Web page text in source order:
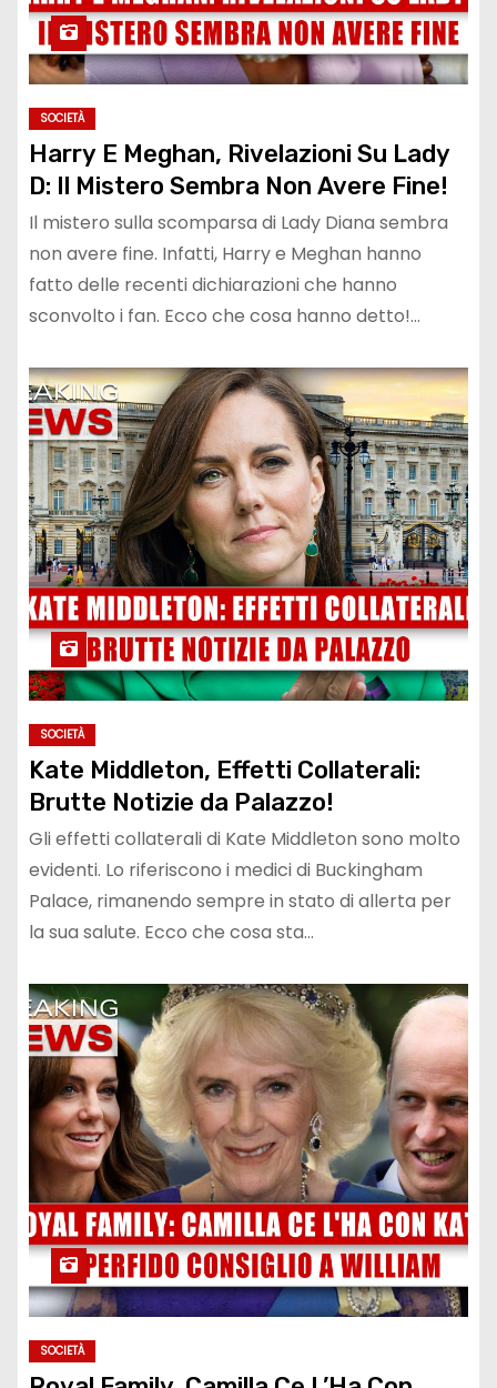
SOCIETÀ
Harry E Meghan, Rivelazioni Su Lady
D: Il Mistero Sembra Non Avere Fine!
Il mistero sulla scomparsa di Lady Diana sembra
non avere fine. Infatti, Harry e Meghan hanno
fatto delle recenti dichiarazioni che hanno
sconvolto i fan. Ecco che cosa hanno detto!…
SOCIETÀ
Kate Middleton, Effetti Collaterali:
Brutte Notizie da Palazzo!
Gli effetti collaterali di Kate Middleton sono molto
evidenti. Lo riferiscono i medici di Buckingham
Palace, rimanendo sempre in stato di allerta per
la sua salute. Ecco che cosa sta…
SOCIETÀ